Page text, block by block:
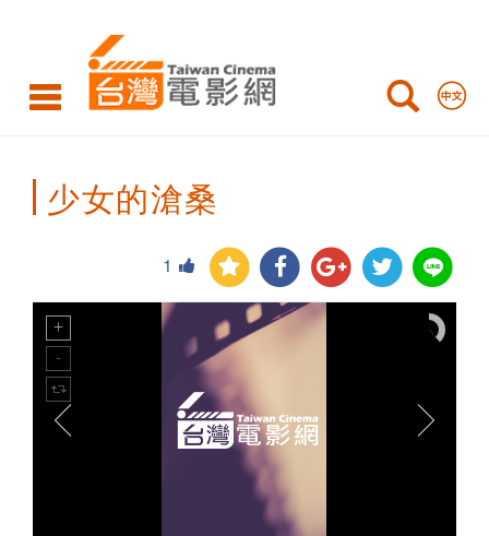
Taiwan
Cinema
少女的滄桑
1